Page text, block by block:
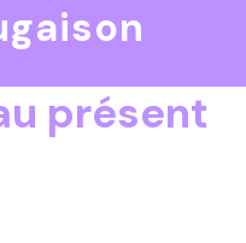
présent